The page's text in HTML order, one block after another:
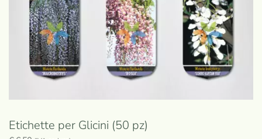
Etichette per Glicini (50 pz)